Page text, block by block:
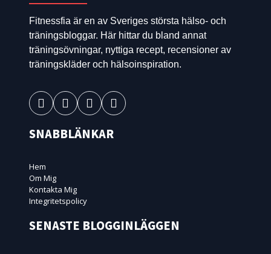
Fitnessfia är en av Sveriges största hälso- och
träningsbloggar. Här hittar du bland annat
träningsövningar, nyttiga recept, recensioner av
träningskläder och hälsoinspiration.
SNABBLÄNKAR
Hem
Om Mig
Kontakta Mig
Integritetspolicy
SENASTE BLOGGINLÄGGEN